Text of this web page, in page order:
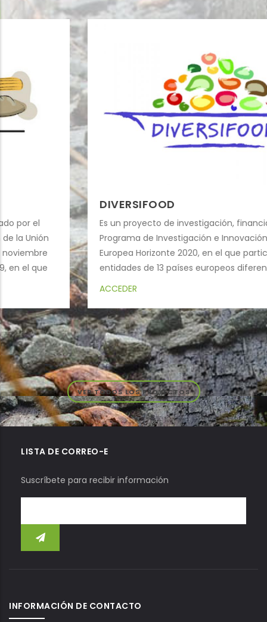
DIVERSIFOOD
Es un proyecto de investigación, financiado por el
Programa de Investigación e Innovación de la Unión
Europea Horizonte 2020, en el que participan
entidades de 13 países europeos diferentes, que
pretende, a través de redes multi-actor y en
diferentes sistemas campesinos, evaluar y
enriquecer la diversidad de las plantas cultivadas.
VER TODOS LOS PROYECTOS
LISTA DE CORREO-E
Suscríbete para recibir información
INFORMACIÓN DE CONTACTO